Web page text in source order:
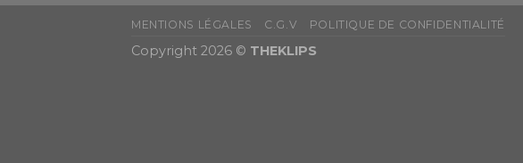
MENTIONS LÉGALES C.G.V POLITIQUE DE CONFIDENTIALITÉ
Copyright 2026 © THEKLIPS